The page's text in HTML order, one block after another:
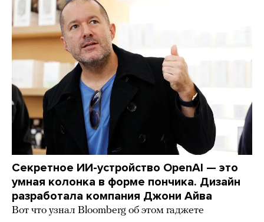
Секретное ИИ-устройство OpenAI — это
умная колонка в форме пончика. Дизайн
разработала компания Джони Айва
Вот что узнал Bloomberg об этом гаджете